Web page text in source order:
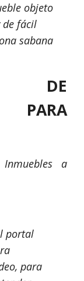
objeto
de fácil
sabana
DE
a
portal
para